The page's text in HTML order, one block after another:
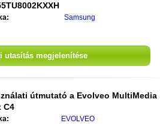
Samsung
utasítás megjelenítése
útmutató a Evolveo MultiMedia
C4
EVOLVEO